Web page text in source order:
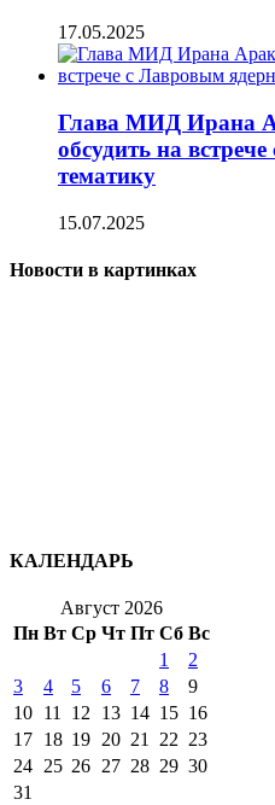
17.05.2025
Глава МИД Ирана
обсудить на
тематику
15.07.2025
Новости в картинках
КАЛЕНДАРЬ
Август 2026
Пн Вт Ср Чт Пт Сб Вс
1
2
3
4 5 6 7 8
9
10 11 12 13 14 15 16
17 18 19 20 21 22 23
24 25 26 27 28 29 30
31